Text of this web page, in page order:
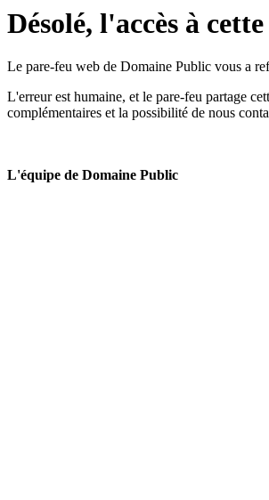
Désolé, l'accès à
Le pare-feu web de Domaine Public vous a
L'erreur est humaine, et le pare-feu partage
complémentaires et la possibilité de nous
L'équipe de Domaine Public